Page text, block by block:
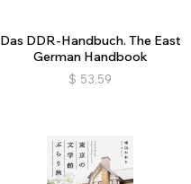
Das DDR-Handbuch. The East
German Handbook
$ 53.59